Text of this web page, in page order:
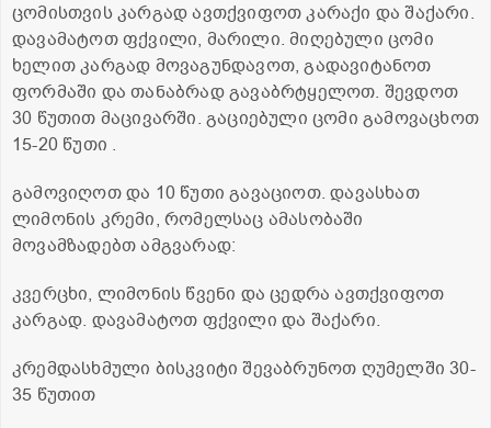
ცომისთვის კარგად ავთქვიფოთ კარაქი და შაქარი.
დავამატოთ ფქვილი, მარილი. მიღებული ცომი
ხელით კარგად მოვაგუნდავოთ, გადავიტანოთ
ფორმაში და თანაბრად გავაბრტყელოთ. შევდოთ
30 წუთით მაცივარში. გაციებული ცომი გამოვაცხოთ
15-20 წუთი .
გამოვიღოთ და 10 წუთი გავაციოთ. დავასხათ
ლიმონის კრემი, რომელსაც ამასობაში
მოვამზადებთ ამგვარად:
კვერცხი, ლიმონის წვენი და ცედრა ავთქვიფოთ
კარგად. დავამატოთ ფქვილი და შაქარი.
კრემდასხმული ბისკვიტი შევაბრუნოთ ღუმელში 30-
35 წუთით